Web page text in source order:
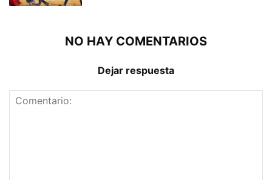
NO HAY COMENTARIOS
Dejar respuesta